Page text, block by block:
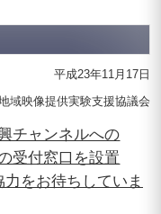
平成23年11月17日
域映像提供実験支援協議会
チャンネルへの
受付窓口を設置
をお待ちしていま